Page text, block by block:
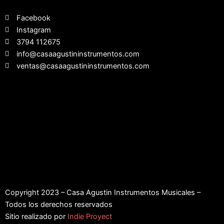
Facebook
Instagram
3794 112675
info@casaagustininstrumentos.com
ventas@casaagustininstrumentos.com
Copyright 2023 – Casa Agustin Instrumentos Musicales –
Todos los derechos reservados
Sitio realizado por Indie Proyect